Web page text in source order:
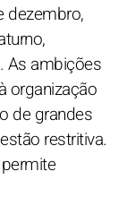
dezembro,
As ambições
organização
de grandes
restritiva.